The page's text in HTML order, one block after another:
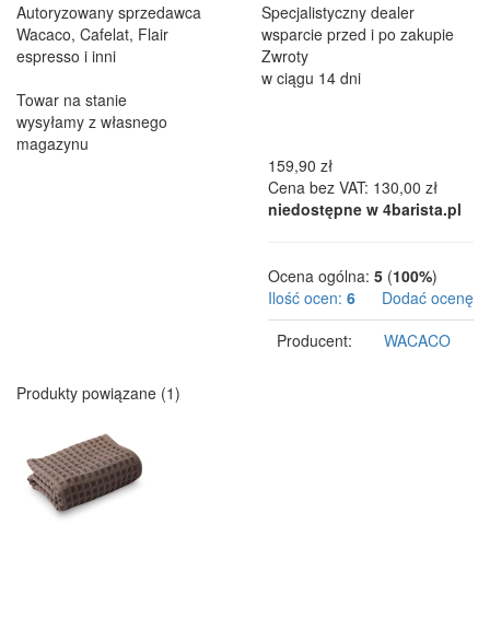
Autoryzowany sprzedawca
Wacaco, Cafelat, Flair
espresso i inni
Specjalistyczny dealer
wsparcie przed i po zakupie
Zwroty
w ciągu 14 dni
Towar na stanie
wysyłamy z własnego
magazynu
159,90 zł
Cena bez VAT: 130,00 zł
niedostępne w 4barista.pl
Ocena ogólna: 5 (100%)
Ilość ocen: 6
Dodać ocenę
Producent:
WACACO
Produkty powiązane (1)